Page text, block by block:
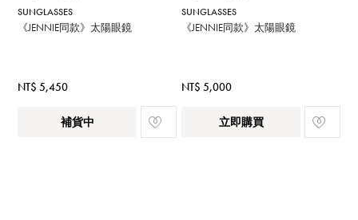
SUNGLASSES
《JENNIE同款》太陽眼鏡
NT$ 5,450
補貨中
SUNGLASSES
《JENNIE同款》太陽眼鏡
NT$ 5,000
立即購買